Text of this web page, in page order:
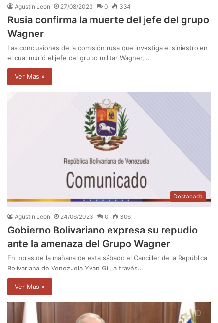
Agustin Leon 27/08/2023 0 334
Rusia confirma la muerte del jefe del grupo
Wagner
Las conclusiones de la comisión rusa que investiga el siniestro en
el cual murió el jefe del grupo militar Wagner,…
Ver Mas »
Destacada
Agustin Leon 24/06/2023 0 306
Gobierno Bolivariano expresa su repudio
ante la amenaza del Grupo Wagner
En horas de la mañana de esta sábado el Canciller de la República
Bolivariana de Venezuela Yvan Gil, a través…
Ver Mas »